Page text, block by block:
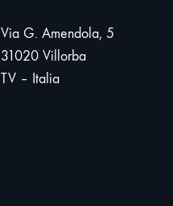
Via G. Amendola, 5
31020 Villorba
TV – Italia